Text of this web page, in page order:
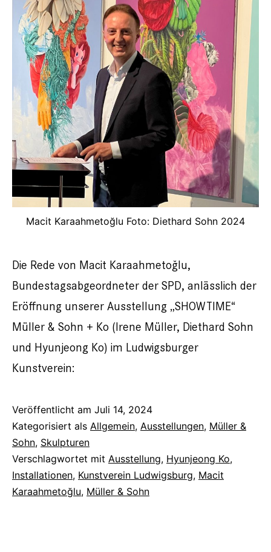
Macit Karaahmetoğlu Foto: Diethard Sohn 2024
Die Rede von Macit Karaahmetoğlu,
Bundestagsabgeordneter der SPD, anlässlich der
Eröffnung unserer Ausstellung „SHOWTIME“
Müller & Sohn + Ko (Irene Müller, Diethard Sohn
und Hyunjeong Ko) im Ludwigsburger
Kunstverein:
Veröffentlicht am Juli 14, 2024
Kategorisiert als Allgemein, Ausstellungen, Müller &
Sohn, Skulpturen
Verschlagwortet mit Ausstellung, Hyunjeong Ko,
Installationen, Kunstverein Ludwigsburg, Macit
Karaahmetoğlu, Müller & Sohn